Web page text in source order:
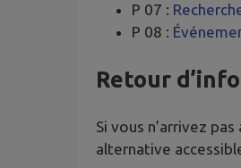
P 07 :
P 08 :
Retour
Si vous n’arrivez
alternative